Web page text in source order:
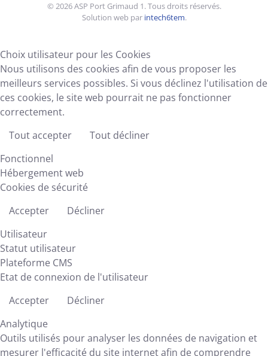
© 2026ASP Port Grimaud 1. Tous droits réservés.
Solution web par intech6tem.
Choix utilisateur pour les Cookies
Nous utilisons des cookies afin de vous proposer les
meilleurs services possibles. Si vous déclinez l'utilisation de
ces cookies, le site web pourrait ne pas fonctionner
correctement.
Tout accepter
Tout décliner
Fonctionnel
Hébergement web
Cookies de sécurité
Accepter
Décliner
Utilisateur
Statut utilisateur
Plateforme CMS
Etat de connexion de l'utilisateur
Accepter
Décliner
Analytique
Outils utilisés pour analyser les données de navigation et
mesurer l'efficacité du site internet afin de comprendre